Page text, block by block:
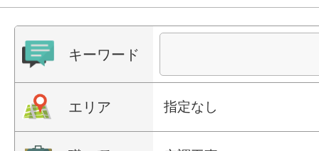
キーワード
エリア 指定なし